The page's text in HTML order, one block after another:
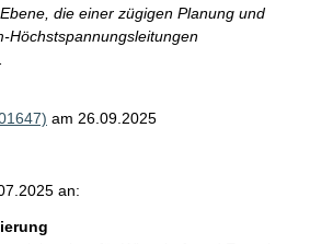
die einer zügigen Planung und
Höchstspannungsleitungen
am 26.09.2025
an: